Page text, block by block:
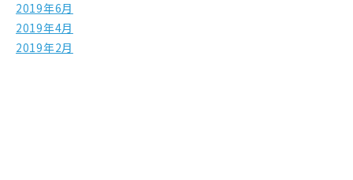
2019年6月
2019年4月
2019年2月